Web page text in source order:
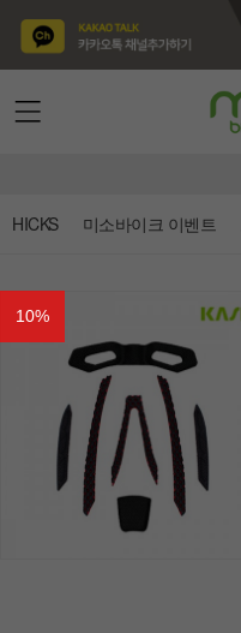
HICKS 미소바이크 이벤트
10%